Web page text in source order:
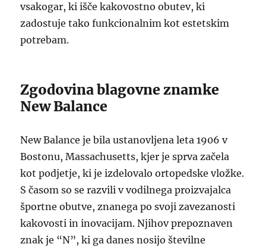
vsakogar, ki išče kakovostno obutev, ki
zadostuje tako funkcionalnim kot estetskim
potrebam.
Zgodovina blagovne znamke
New Balance
New Balance je bila ustanovljena leta 1906 v
Bostonu, Massachusetts, kjer je sprva začela
kot podjetje, ki je izdelovalo ortopedske vložke.
S časom so se razvili v vodilnega proizvajalca
športne obutve, znanega po svoji zavezanosti
kakovosti in inovacijam. Njihov prepoznaven
znak je “N”, ki ga danes nosijo številne